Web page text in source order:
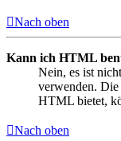
Nach oben
Kann ich HTML
Nein, es ist
verwenden.
HTML bietet,
Nach oben